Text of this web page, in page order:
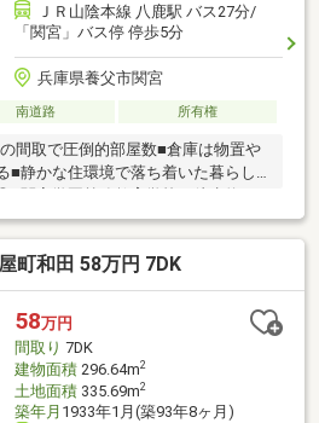
ＪＲ山陰本線 八鹿駅 バス27分/
「関宮」バス停 停歩5分
兵庫県養父市関宮
南道路 所有権
間取で圧倒的部屋数■倉庫は物置や
■静かな住環境で落ち着いた暮らし
歩約11分■スーパーセンタートライ
ソン養父万久里店：車約5分◆ホーム
見学もご相談ください♪メールや
ております！『お家探し』『ご売
などのご相談は『アーキホームライ
！
町和田 58万円 7DK
58万円
間取り 7DK
建物面積296.64m2
土地面積335.69m2
築年月 1933年1月(築93年8ヶ月)